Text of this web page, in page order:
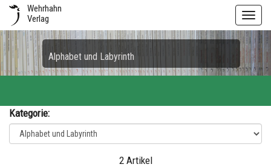
Wehrhahn
Verlag
Alphabet und Labyrinth
Kategorie:
2 Artikel